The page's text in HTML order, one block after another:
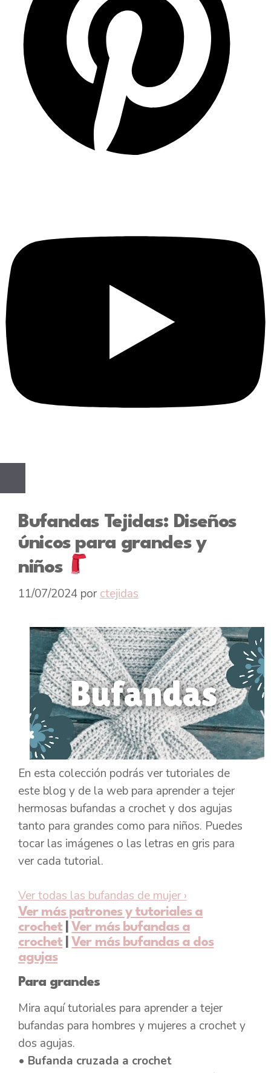
Bufandas Tejidas: Diseños
únicos para grandes y
niños
11/07/2024 porctejidas
En esta colección podrás ver tutoriales de
este blog y de la web para aprender a tejer
hermosas bufandas a crochet y dos agujas
tanto para grandes como para niños. Puedes
tocar las imágenes o las letras en gris para
ver cada tutorial.
Ver todas las bufandas de mujer ›
Ver más patrones y tutoriales a
crochet
Ver más bufandas a
crochet
Ver más bufandas a dos
agujas
Para grandes
Mira aquí tutoriales para aprender a tejer
bufandas para hombres y mujeres a crochet y
dos agujas.
• Bufanda cruzada a crochet